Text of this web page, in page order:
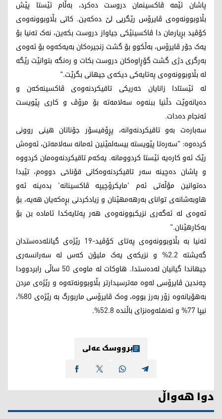
پاشان ئێمە ڤاکسینمان دروست دەکرد، بەڵام ئێستا پێش
بڵاوبوونەوەی ڤایرۆس رێگریی لێ دەکەین. کاتی بڵاوبوونەوەی
کۆڤید بڕیارمان دا ڤاکسینێکی جیاواز دروست بکەین، نەک تەنیا بۆ
یەک جۆر ڤایرۆس، بەڵکوو بۆ گشت زنجیرەکان بەیەکەوە بۆ ئەوەی
بەرگری دژی گشت گۆڕاوەکان دروست بکات و رەنگە بتوانێت رێگە
لە بڵاوبوونەوەی پەتایەکی دیکەی جیهانی بگرێت."
لە ئێستادا زانایان خەریکی تاقیکردنەوەی ڤاکسینەکەن و
دەیانەوێت دڵنیا ببنەوە سەلامەتە بۆ مرۆڤ و کاری پێویست
ئەنجام دەدات.
سەبارەت بەو تاقیکردنەوانە، پڕۆفیسۆر جۆناتان هینی روونی
کردەوە: "سەرەتا پێویستە بیسەلمێنین ئەمانە سەلامەتن، ئەوەش
رێک ئەو کارەیە ئێستا کردوومانە. یەکەم تاقیکردنەوەمان کردووە
و پاشان دەچینە سەر تاقیکردنەوەکانی قۆناخی دووەم، تێیدا
دەتوانین مۆڵەتی ئەم 'مایکرۆچیپە ڤاکسینانە' بدەینە ئەو
هاوبەشانەی توانای بەرهەمهێنان و زیادکردنی بڕەکەیان هەیە، بۆ
ئەوەی لە ئەگەری نزیکبوونەوەی هەر پەتایەکدا ئامادە بن بۆ
بەکارهێنان."
تەنیا بە بڵاوبوونەوەی پەتای کۆڤید-19 رێژەی گیانلەدەستدان
گەیشتە 2.2% و نزیکەی یەک ملیۆن کەس لە سەرانسەری
جیهاندا گیانیان لەدەستدا. هاوکات لە ماوەی 50 ساڵی رابردوودا
چەندین ڤایرۆسی لەوە مەترسیدارتر بڵاوبوونەتەوە و رێژەی مردن
بەهۆیانەوە زۆر بەرز بووە، وەک ڤایرۆسی ماربورگ بە رێژەی 80%،
نیپا 77% و ئەنفلەوەنزای باڵندە 52.8%.
برووسک عەلی
دوا هەواڵ